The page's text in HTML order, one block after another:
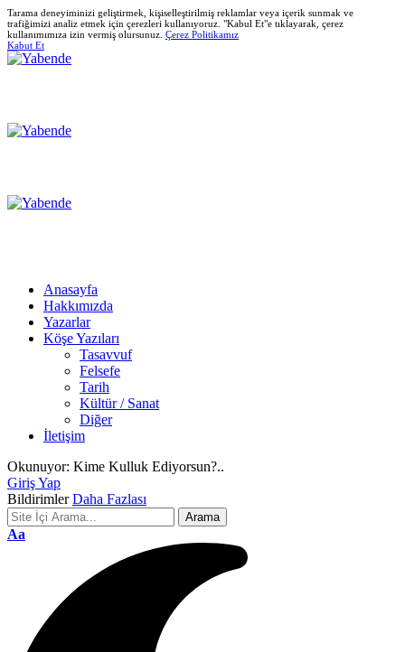
Tarama deneyiminizi geliştirmek, kişiselleştirilmiş reklamlar veya içerik sunmak ve
trafiğimizi analiz etmek için çerezleri kullanıyoruz. "Kabul Et"e tıklayarak, çerez
kullanımımıza izin vermiş olursunuz. Çerez Politikamız
Kabut Et
Anasayfa
Hakkımızda
Yazarlar
Köşe Yazıları
Tasavvuf
Felsefe
Tarih
Kültür / Sanat
Diğer
İletişim
Okunuyor: Kime Kulluk Ediyorsun?..
Giriş Yap
Bildirimler Daha Fazlası
Font
Aa